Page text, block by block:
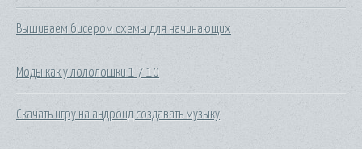
Вышиваем бисером схемы для начинающих
Моды как у лололошки 1 7 10
Скачать игру на андроид создавать музыку